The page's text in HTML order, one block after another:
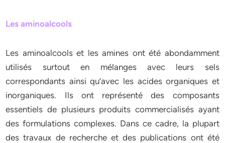
Les aminoalcools
Les aminoalcools et les amines ont été abondamment
utilisés surtout en mélanges avec leurs sels
correspondants ainsi qu’avec les acides organiques et
inorganiques. Ils ont représenté des composants
essentiels de plusieurs produits commercialisés ayant
des formulations complexes. Dans ce cadre, la plupart
des travaux de recherche et des publications ont été